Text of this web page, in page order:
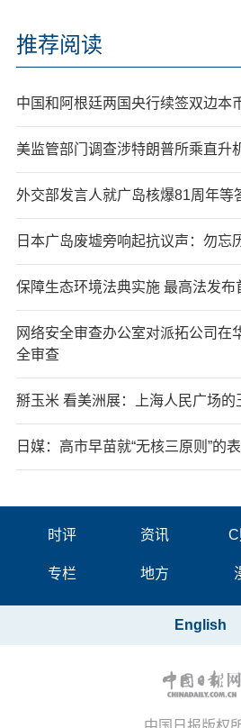
推荐阅读
中国和阿根廷两国央行续签双边本
美监管部门调查涉特朗普所乘直升
外交部发言人就广岛核爆81周年等
日本广岛废墟旁响起抗议声：勿
保障生态环境法典实施 最高法发布
网络安全审查办公室对派拓公司在
全审查
掰玉米 看美洲展：上海人民广场的
日媒：高市早苗就“无核三原则”的
时评 资讯
专栏 地方
English